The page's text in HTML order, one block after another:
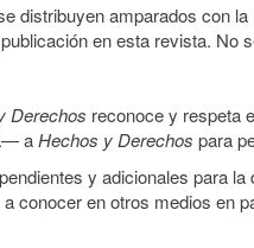
distribuyen amparados con
en esta revista.
Derechos reconoce y respeta
aHechos y Derechos para
y adicionales para
conocer en otros medios